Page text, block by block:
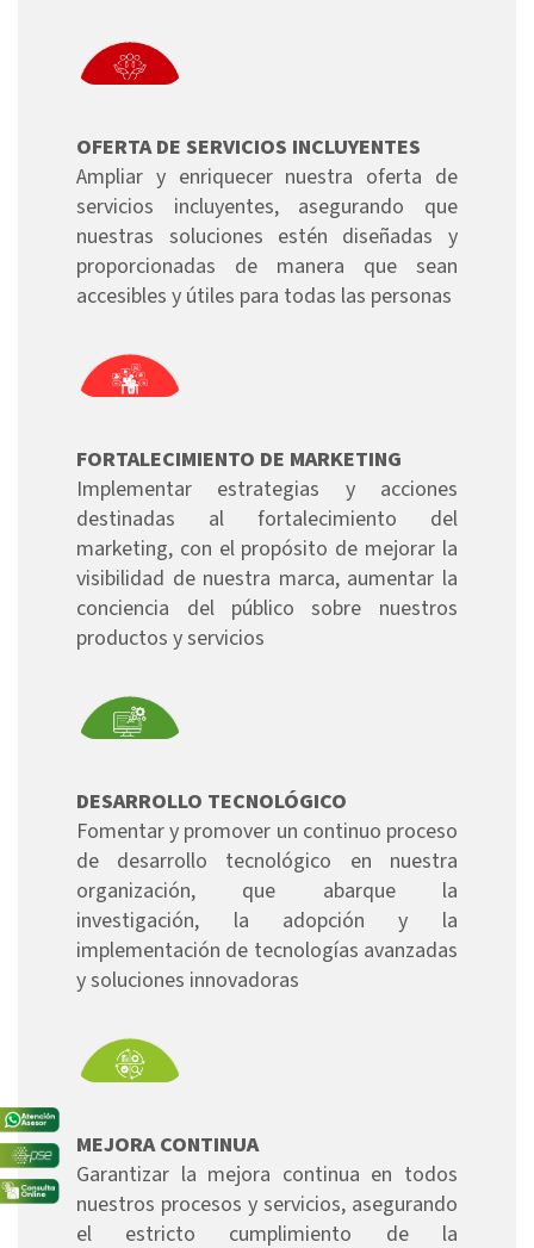
OFERTA DE SERVICIOS INCLUYENTES
Ampliar y enriquecer nuestra oferta de
servicios incluyentes, asegurando que
nuestras soluciones estén diseñadas y
proporcionadas de manera que sean
accesibles y útiles para todas las personas
FORTALECIMIENTO DE MARKETING
Implementar estrategias y acciones
destinadas al fortalecimiento del
marketing, con el propósito de mejorar la
visibilidad de nuestra marca, aumentar la
conciencia del público sobre nuestros
productos y servicios
DESARROLLO TECNOLÓGICO
Fomentar y promover un continuo proceso
de desarrollo tecnológico en nuestra
organización, que abarque la
investigación, la adopción y la
implementación de tecnologías avanzadas
y soluciones innovadoras
MEJORA CONTINUA
Garantizar la mejora continua en todos
nuestros procesos y servicios, asegurando
el estricto cumplimiento de la